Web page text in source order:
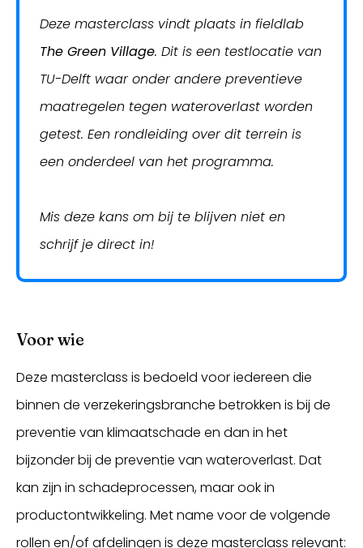
Deze masterclass vindt plaats in fieldlab
The Green Village. Dit is een testlocatie van
TU-Delft waar onder andere preventieve
maatregelen tegen wateroverlast worden
getest. Een rondleiding over dit terrein is
een onderdeel van het programma.
Mis deze kans om bij te blijven niet en
schrijf je direct in!
Voor wie
Deze masterclass is bedoeld voor iedereen die
binnen de verzekeringsbranche betrokken is bij de
preventie van klimaatschade en dan in het
bijzonder bij de preventie van wateroverlast. Dat
kan zijn in schadeprocessen, maar ook in
productontwikkeling. Met name voor de volgende
rollen en/of afdelingen is deze masterclass relevant: